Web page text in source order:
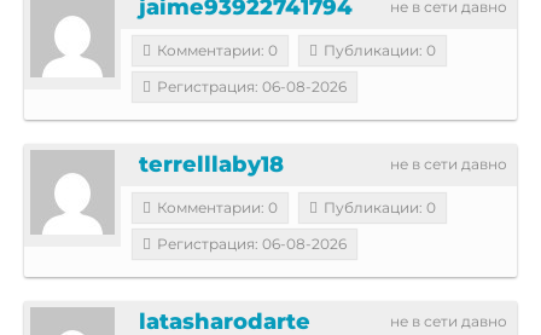
не в сети давно
jaime93922741794
Комментарии: 0
Публикации: 0
Регистрация: 06-08-2026
не в сети давно
terrelllaby18
Комментарии: 0
Публикации: 0
Регистрация: 06-08-2026
не в сети давно
latasharodarte